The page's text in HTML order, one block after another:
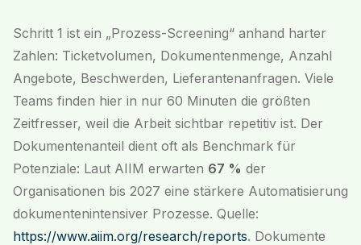
Schritt 1 ist ein „Prozess-Screening“ anhand harter
Zahlen: Ticketvolumen, Dokumentenmenge, Anzahl
Angebote, Beschwerden, Lieferantenanfragen. Viele
Teams finden hier in nur 60 Minuten die größten
Zeitfresser, weil die Arbeit sichtbar repetitiv ist. Der
Dokumentenanteil dient oft als Benchmark für
Potenziale: Laut AIIM erwarten 67 % der
Organisationen bis 2027 eine stärkere Automatisierung
dokumentenintensiver Prozesse. Quelle:
https://www.aiim.org/research/reports. Dokumente